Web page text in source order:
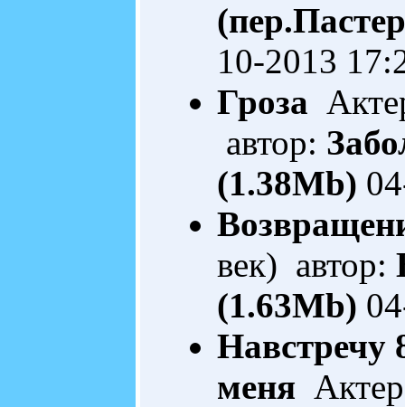
10-2013
Гроза
автор:
(1.38Mb)
век) автор:
(1.63Mb)
меня